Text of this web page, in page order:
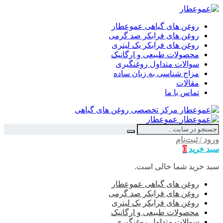
روغن های گیاهی عموعطار
روغن های فرابکر صد گرمی
روغن های فرابکر یک لیتری
محصولات طبیعی و ارگانیک
سوالات متداول روغنگیری
مزاج شناسی به زبان ساده
مقالات
تماس با ما
عموعطار
ورود / ثبت‌نام
سبد خرید 0
سبد خرید شما خالی است.
روغن های گیاهی عموعطار
روغن های فرابکر صد گرمی
روغن های فرابکر یک لیتری
محصولات طبیعی و ارگانیک